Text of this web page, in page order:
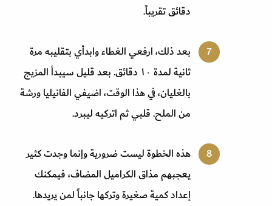
دقائق تقريباً.
بعد ذلك، ارفعي الغطاء وابدأي بتقليبه مرة
ثانية لمدة ١٠ دقائق. بعد قليل سيبدأ المزيج
بالغليان، في هذا الوقت، اضيفي الفانيليا ورشة
من الملح. قلبي ثم اتركيه ليبرد.
هذه الخطوة ليست ضرورية وإنما وجدت كثير
يعجبهم مذاق الكراميل المضاف، فيمكنك
إعداد كمية صغيرة وتركها جانباً لمن يريدها.